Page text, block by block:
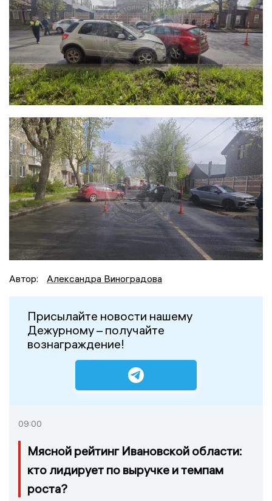
Автор: Александра Виноградова
Присылайте новости нашему
Дежурному – получайте
вознаграждение!
09:00
Мясной рейтинг Ивановской области:
кто лидирует по выручке и темпам
роста?